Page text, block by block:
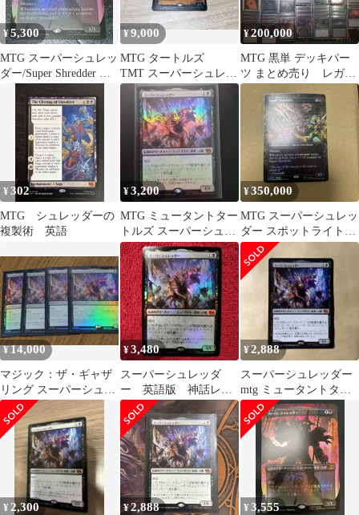
¥5,300
MTG スーパーシュレッ
ダー/Super Shredder ボ
¥9,000
MTG タートルズ
TMT スーパーシュレッ
ダー ショーケース
英語 Foil
¥200,000
MTG 黒単 デッキパー
ツ まとめ売り レガシ
ー モダン
¥302
MTG シュレッダーの
複製術 英語
¥3,200
MTG ミュータントター
トルズ スーパーシュレ
ッダー 日本語 通常版
foil
¥350,000
MTG スーパーシュレッ
ダー スポットライトプ
ロモ foil
¥14,000
マジック：ザ・ギャザ
リング スーパーシュレ
ッダー 日本語 Foil 4枚
¥3,480
スーパーシュレッダ
ー 英語版 神話レ
ア Foil ミュータン
トタートルズ TMT
¥2,888
スーパーシュレッダー
mtg ミュータントター
トルズ
¥ 2,300 ¥2,888 ¥3,555